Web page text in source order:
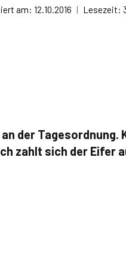
am: 12.10.2016 | Lesezeit:
der
zahlt sich der Eifer